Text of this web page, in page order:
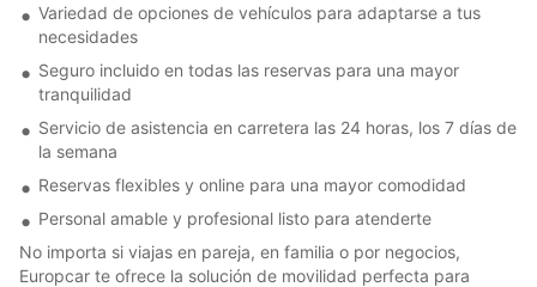
Variedad de opciones de vehículos para adaptarse a tus
necesidades
Seguro incluido en todas las reservas para una mayor
tranquilidad
Servicio de asistencia en carretera las 24 horas, los 7 días de
la semana
Reservas flexibles y online para una mayor comodidad
Personal amable y profesional listo para atenderte
No importa si viajas en pareja, en familia o por negocios,
Europcar te ofrece la solución de movilidad perfecta para